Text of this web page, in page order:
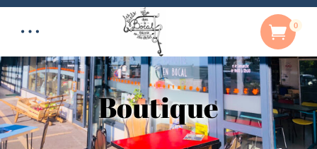
0
Boutique